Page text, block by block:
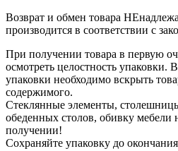
Возврат и обмен товара
производится в соответствии с
При получении товара в первую
осмотреть целостность упаковки.
упаковки необходимо вскрыть
содержимого.
Стеклянные элементы,
обеденных столов, обивку мебели
получении!
Сохраняйте упаковку до